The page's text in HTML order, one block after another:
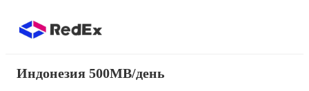
Индонезия 500MB/день